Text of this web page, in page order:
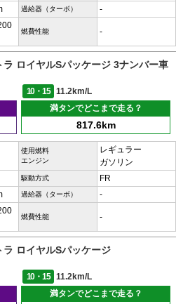
過給器（ターボ） -
燃費性能 -
ロイヤルSパッケージ 3ナンバー車
10・15
11.2km/L
満タンでどこまで走る？
817.6km
使用燃料
エンジン
レギュラー
ガソリン
駆動方式 FR
過給器（ターボ） -
燃費性能 -
ロイヤルSパッケージ
10・15
11.2km/L
満タンでどこまで走る？